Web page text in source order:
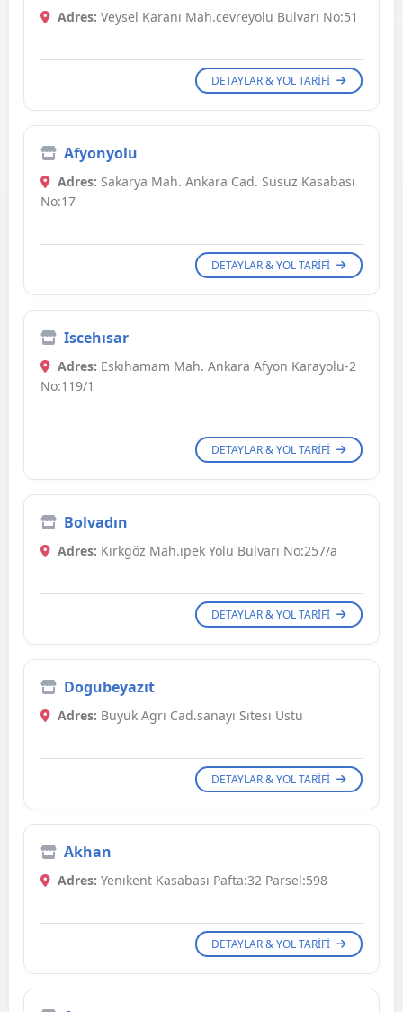
Adres: Veysel Karanı Mah.cevreyolu Bulvarı No:51
DETAYLAR & YOL TARIFI
Afyonyolu
Adres: Sakarya Mah. Ankara Cad. Susuz Kasabası
No:17
DETAYLAR & YOL TARIFI
Iscehısar
Adres: Eskıhamam Mah. Ankara Afyon Karayolu-2
No:119/1
DETAYLAR & YOL TARIFI
Bolvadın
Adres: Kırkgöz Mah.ıpek Yolu Bulvarı No:257/a
DETAYLAR & YOL TARIFI
Dogubeyazıt
Adres: Buyuk Agrı Cad.sanayı Sıtesı Ustu
DETAYLAR & YOL TARIFI
Akhan
Adres: Yenıkent Kasabası Pafta:32 Parsel:598
DETAYLAR & YOL TARIFI